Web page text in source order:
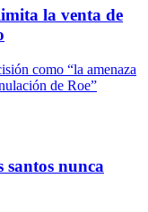
la venta de
como “la amenaza
de Roe”
santos nunca